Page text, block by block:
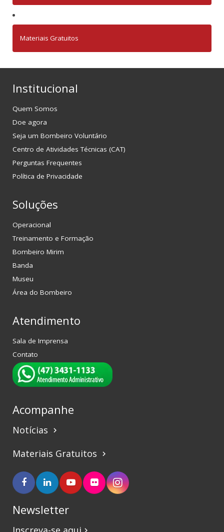
Materiais Gratuitos
Institucional
Quem Somos
Doe agora
Seja um Bombeiro Voluntário
Centro de Atividades Técnicas (CAT)
Perguntas Frequentes
Política de Privacidade
Soluções
Operacional
Treinamento e Formação
Bombeiro Mirim
Banda
Museu
Área do Bombeiro
Atendimento
Sala de Imprensa
Contato
Acompanhe
Notícias keyboard_arrow_right
Materiais Gratuitos keyboard_arrow_right
Newsletter